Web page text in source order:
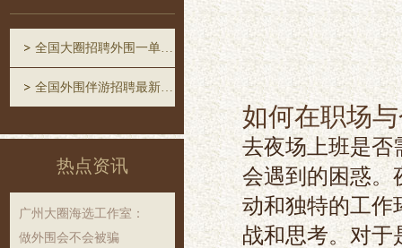
全国大圈招聘外围一单一结
全国外围伴游招聘最新消息
热点资讯
‌广州大圈海选工作室‌：
做外围会不会被骗
如何在职场
去夜场上班是否
会遇到的困惑。
动和独特的工作
战和思考。对于